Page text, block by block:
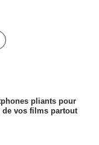
pliants pour
de vos films partout